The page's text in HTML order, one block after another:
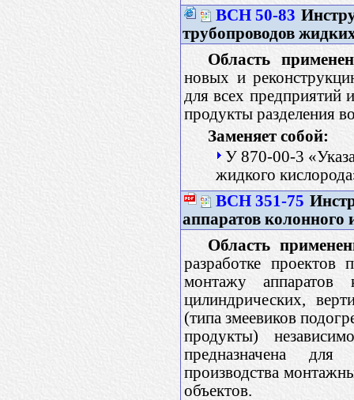
ВСН 50-83
трубопроводов
Область
новых и
для всех предприятий
продукты разделения
Заменяет собой:
У 870-00-3
жидкого
ВСН 351-75
аппаратов колонного
Область
разработке проектов
монтажу
цилиндрических,
(типа змеевиков
продукты)
предназначена
производства
объектов.